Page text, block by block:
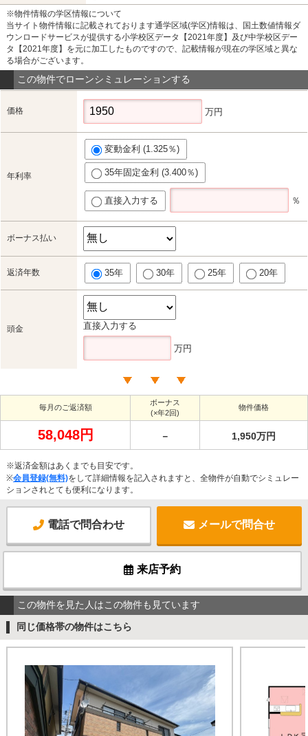
※物件情報の学区情報について
当サイト物件情報に記載されております通学区域(学区)情報は、国土数値情報ダ
ウンロードサービスが提供する小学校区データ【2021年度】及び中学校区デー
タ【2021年度】を元に加工したものですので、記載情報が現在の学区域と異な
る場合がございます。
この物件でローンシミュレーションする
価格 万円
年利率
変動金利 (1.325％)
35年固定金利 (3.400％)
直接入力する ％
ボーナス払い
返済年数 35年 30年 25年 20年
頭金 直接入力する
万円
毎月のご返済額
ボーナス
(×年2回)
物件価格
58,048円 － 1,950万円
※返済金額はあくまでも目安です。
※会員登録(無料)をして詳細情報を記入されますと、全物件が自動でシミュレー
ションされとても便利になります。
電話で問合わせ メールで問合せ
来店予約
この物件を見た人はこの物件も見ています
同じ価格帯の物件はこちら